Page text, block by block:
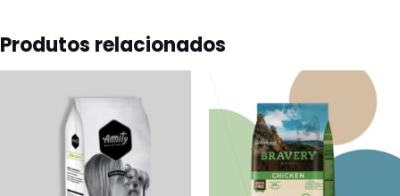
Produtos relacionados